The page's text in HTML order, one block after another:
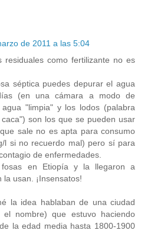
de 2011 a las 5:04
residuales como fertilizante no es
séptica puedes depurar el agua
(en una cámara a modo de
"limpia" y los lodos (palabra
son los que se pueden usar
sale no es apta para consumo
l si no recuerdo mal) pero sí para
de enfermedades.
en Etiopía y la llegaron a
usan. ¡Insensatos!
la idea hablaban de una ciudad
nombre) que estuvo haciendo
la edad media hasta 1800-1900